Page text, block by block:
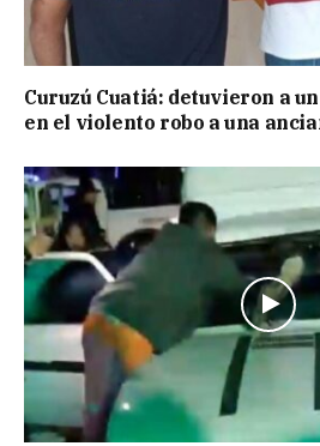
Curuzú Cuatiá: detuvieron a
en el violento robo a una